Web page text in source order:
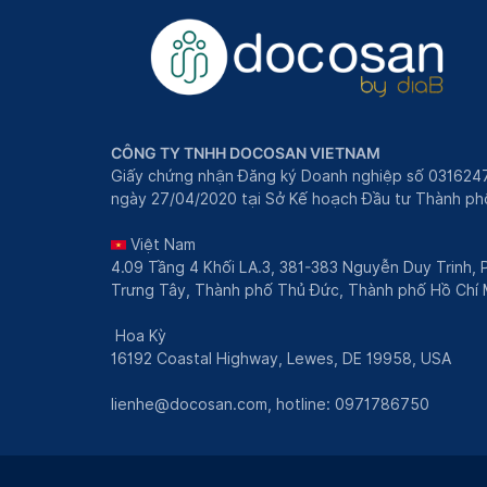
CÔNG TY TNHH DOCOSAN VIETNAM
Giấy chứng nhận Đăng ký Doanh nghiệp số
ngày 27/04/2020 tại Sở Kế hoạch Đầu tư Thành
Việt Nam
4.09 Tầng 4 Khối LA.3, 381-383 Nguyễn Duy Trinh,
Trưng Tây, Thành phố Thủ Đức, Thành phố Hồ Chí
Hoa Kỳ
16192 Coastal Highway, Lewes, DE 19958, USA
lienhe@docosan.com, hotline: 0971786750